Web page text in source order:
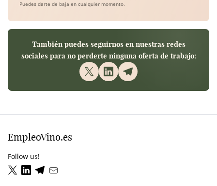
Puedes darte de baja en cualquier momento.
También puedes seguirnos en nuestras redes
sociales para no perderte ninguna oferta de trabajo:
EmpleoVino.es
Follow us!